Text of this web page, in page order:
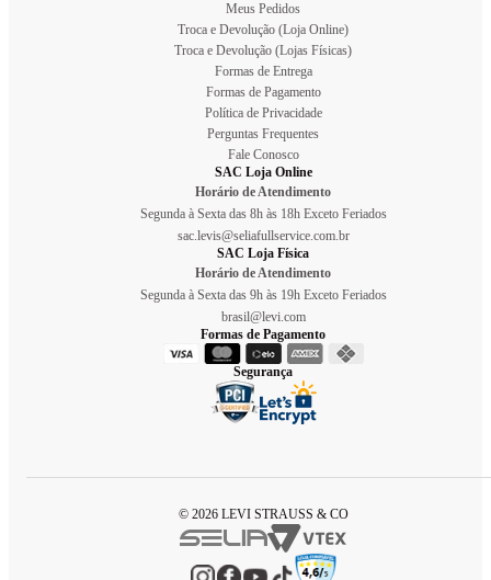
Meus Pedidos
Troca e Devolução (Loja Online)
Troca e Devolução (Lojas Físicas)
Formas de Entrega
Formas de Pagamento
Política de Privacidade
Perguntas Frequentes
Fale Conosco
SAC Loja Online
Horário de Atendimento
Segunda à Sexta das 8h às 18h Exceto Feriados
sac.levis@seliafullservice.com.br
SAC Loja Física
Horário de Atendimento
Segunda à Sexta das 9h às 19h Exceto Feriados
brasil@levi.com
Formas de Pagamento
Segurança
© 2026 LEVI STRAUSS & CO